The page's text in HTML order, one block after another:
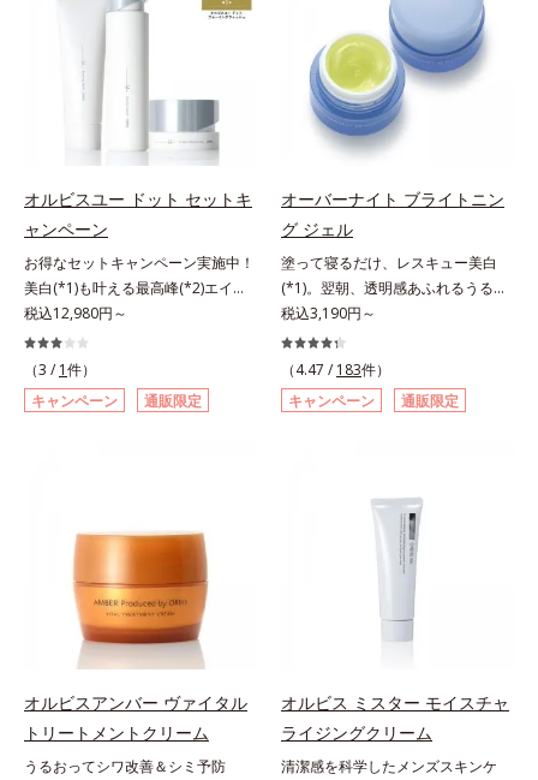
ヘキシルデカン酸アスコルビル、天
ン酸、ユズセラミド、スフィンゴ糖
脂質*3 角層内*4 うるおいによりキ
メを整えて毛穴を目立たなくする*5
すべての方に皮膚刺激がおきないと
いうわけではありません※敏感肌対
象パッチテスト済（すべての人に皮
膚刺激がおきないというわけではあ
りません）※弱酸性（ローション・
モイスチャーのみ）アレルギーテス
ト済＝全ての方にアレルギーが起こ
らないということではありません。
ノンコメドジェニックテスト済＝す
べての人にコメド（ニキビのもと）
ができないというわけではありませ
ん。
角層の範囲内における自社従来品処
方との比較*6 ドクダミエキス、シ
クロヘキサンジカルボン酸ビスエト
キシジグリコール（保湿）＜使用量
目安＞パール1粒程度＜ご使用ステ
ップ＞洗顔料 ⇒ 化粧水 ⇒ ザ リン
の使用回数＞通常サイズ：約90回
（1.5ヵ月程度）ラージサイズ：約
180回（3ヵ月程度）各商品の詳し
い情報は商品ページをご覧くださ
い。・BEAUTY夏祭りは、こちら
る持続型トリプルアミノ酸(*4)を配
異物として排出されにくく、肌にと
どまってうるおいを蓄えてくれま
す。刺激を受けやすくなった角層を
うるおいで満たし、脱・敏感肌を目
指します。無油分・無着色・無香
料・アルコールフリー・界面活性剤
不使用(*5)・パラベンフリー、6つ
のフリー処方で徹底的に肌に寄り添
います。*1 乾燥と敏感をくり返す
こと*2 敏感肌対象連用テスト済
（すべての方のお肌に合うというこ
とではありません）*3 乾燥して敏
感に感じやすい状態のこと*4 発酵
アミノ酸（ポリグルタミン酸）配合
＝乾燥を防ぎ、うるおいに満ちた肌
＝乱れた角層にうるおいを与え、肌
荒れを防ぐ保湿成分*5 ウォッシュ
を除くLM＝さっぱり高保湿タイプ
（脂性肌～普通肌）RM＝しっとり
高保湿タイプ（普通肌～超乾性肌）
に現れる年齢サインについて研究を
進めたところ、弾力感のない状態で
ある「ハリのなさ」や、くすみ(*6)
などが現れている状態である「透明
感のなさ」が、大人の肌印象に大き
な影響を与えていることがわかりま
した。そこでオルビスユー ドット
シリーズは美容成分(*7)として
「G.D.F.アクティベーター(*8)」を
配合。そして、従来から配合してい
る美白(*1)有効成分「トラネキサム
酸」を配合しました。さらに、シリ
ーズ共通の美容成分「GLルートブ
ースター(*9)」を配合することで、
肌のふっくら感や透明感を叶えま
す。美白ケアしながら多角的なエイ
ジングケアが叶うシリーズに。3ス
す。*1 メラニンの生成を抑え、シ
ミ・ソバカスを防ぐ（ウォッシュを
除く）*2 オルビス内スキンケアシ
リーズの保湿力*3 年齢に応じたお
手入れのこと*4 うるおいによる
*5 乾燥、ハリ・ツヤのなさ*6
セラカエルレア果汁、ノバラエキス
配合＝うるおいを与えハリと透明感
に満ちた肌へ導く保湿成分*9 メマ
ツヨイグサ抽出液、スイカズラエキ
オルビスユー ドット セットキ
ャンペーン
お得なセットキャンペーン実施中！
美白(*1)も叶える最高峰(*2)エイジ
ングケア(*3)。ハリも透明感(*4)も
結果主義。年齢サイン(*5)の因子に
着目した肌科学エイジングケア(*3)
シリーズ。オルビスユー ドットシ
リーズは、年齢による肌悩み一つ一
ない状態である「ハリのなさ」や、
くすみ(*6)などが現れている状態で
ある「透明感のなさ」が現れること
で大人の肌印象に大きな影響を与え
ていることが分かりました。そこで
オルビスユー ドットシリーズは美
容成分(*7)として「G.D.F.アクティ
ベーター(*8)」を配合。そして、従
来から配合している美白有効成分
「トラネキサム酸」を配合しまし
税込12,980円～
（3 / 1件）
キャンペーン
通販限定
オーバーナイト ブライトニン
グ ジェル
塗って寝るだけ、レスキュー美白
(*1)。翌朝、透明感あふれるうるぷ
る肌を叶える、お守り涼感ジェルパ
ック。紫外線を浴びた日の夜は、ひ
んやり気持ちいいジェルでお肌をレ
スキュー！ メラニンの産生指令が
活発になる夜の肌環境に着目して、
せると、シートマスクのようにピタ
ッと密着。水ハリ膜が肌のうるおい
をキープしながら、やわらかさをア
ップ。美白(*1)と保湿の両方にアプ
ローチする「トラネキサム酸-
SG(*3)」、肌荒れや日焼けによる肌
ン酸ジカリウム(*4)」など、たっぷ
りの保湿成分が浸透しやすい肌環境
を叶えます。はじめはピタッと密着
するテクスチャーは、肌になじむご
税込3,190円～
（4.47 / 183件）
キャンペーン
通販限定
オルビスアンバー ヴァイタル
トリートメントクリーム
うるおってシワ改善＆シミ予防
オルビス ミスター モイスチャ
ライジングクリーム
清潔感を科学したメンズスキンケ